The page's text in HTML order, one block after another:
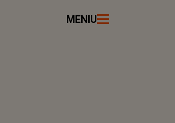
MENIU